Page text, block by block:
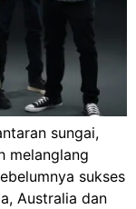
sungai,
melanglang
sukses
Australia dan